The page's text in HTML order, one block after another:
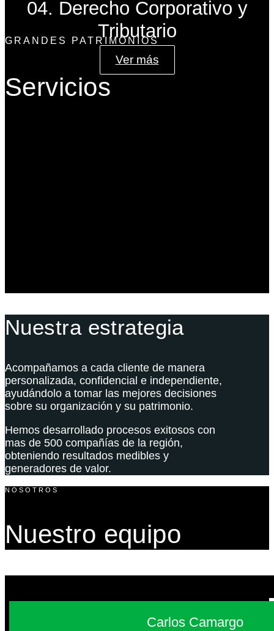
04. Derecho Corporativo y
Tributario
Ver más
GRANDES PATRIMONIOS
Servicios
Nuestra estrategia
Acompañamos a cada cliente de manera
personalizada, confidencial e independiente,
ayudándolo a tomar las mejores decisiones
sobre su organización y su patrimonio.
Hemos desarrollado procesos exitosos con
mas de 500 compañías de la región,
obteniendo resultados medibles y
generadores de valor.
NOSOTROS
Nuestro equipo
Carlos Camargo